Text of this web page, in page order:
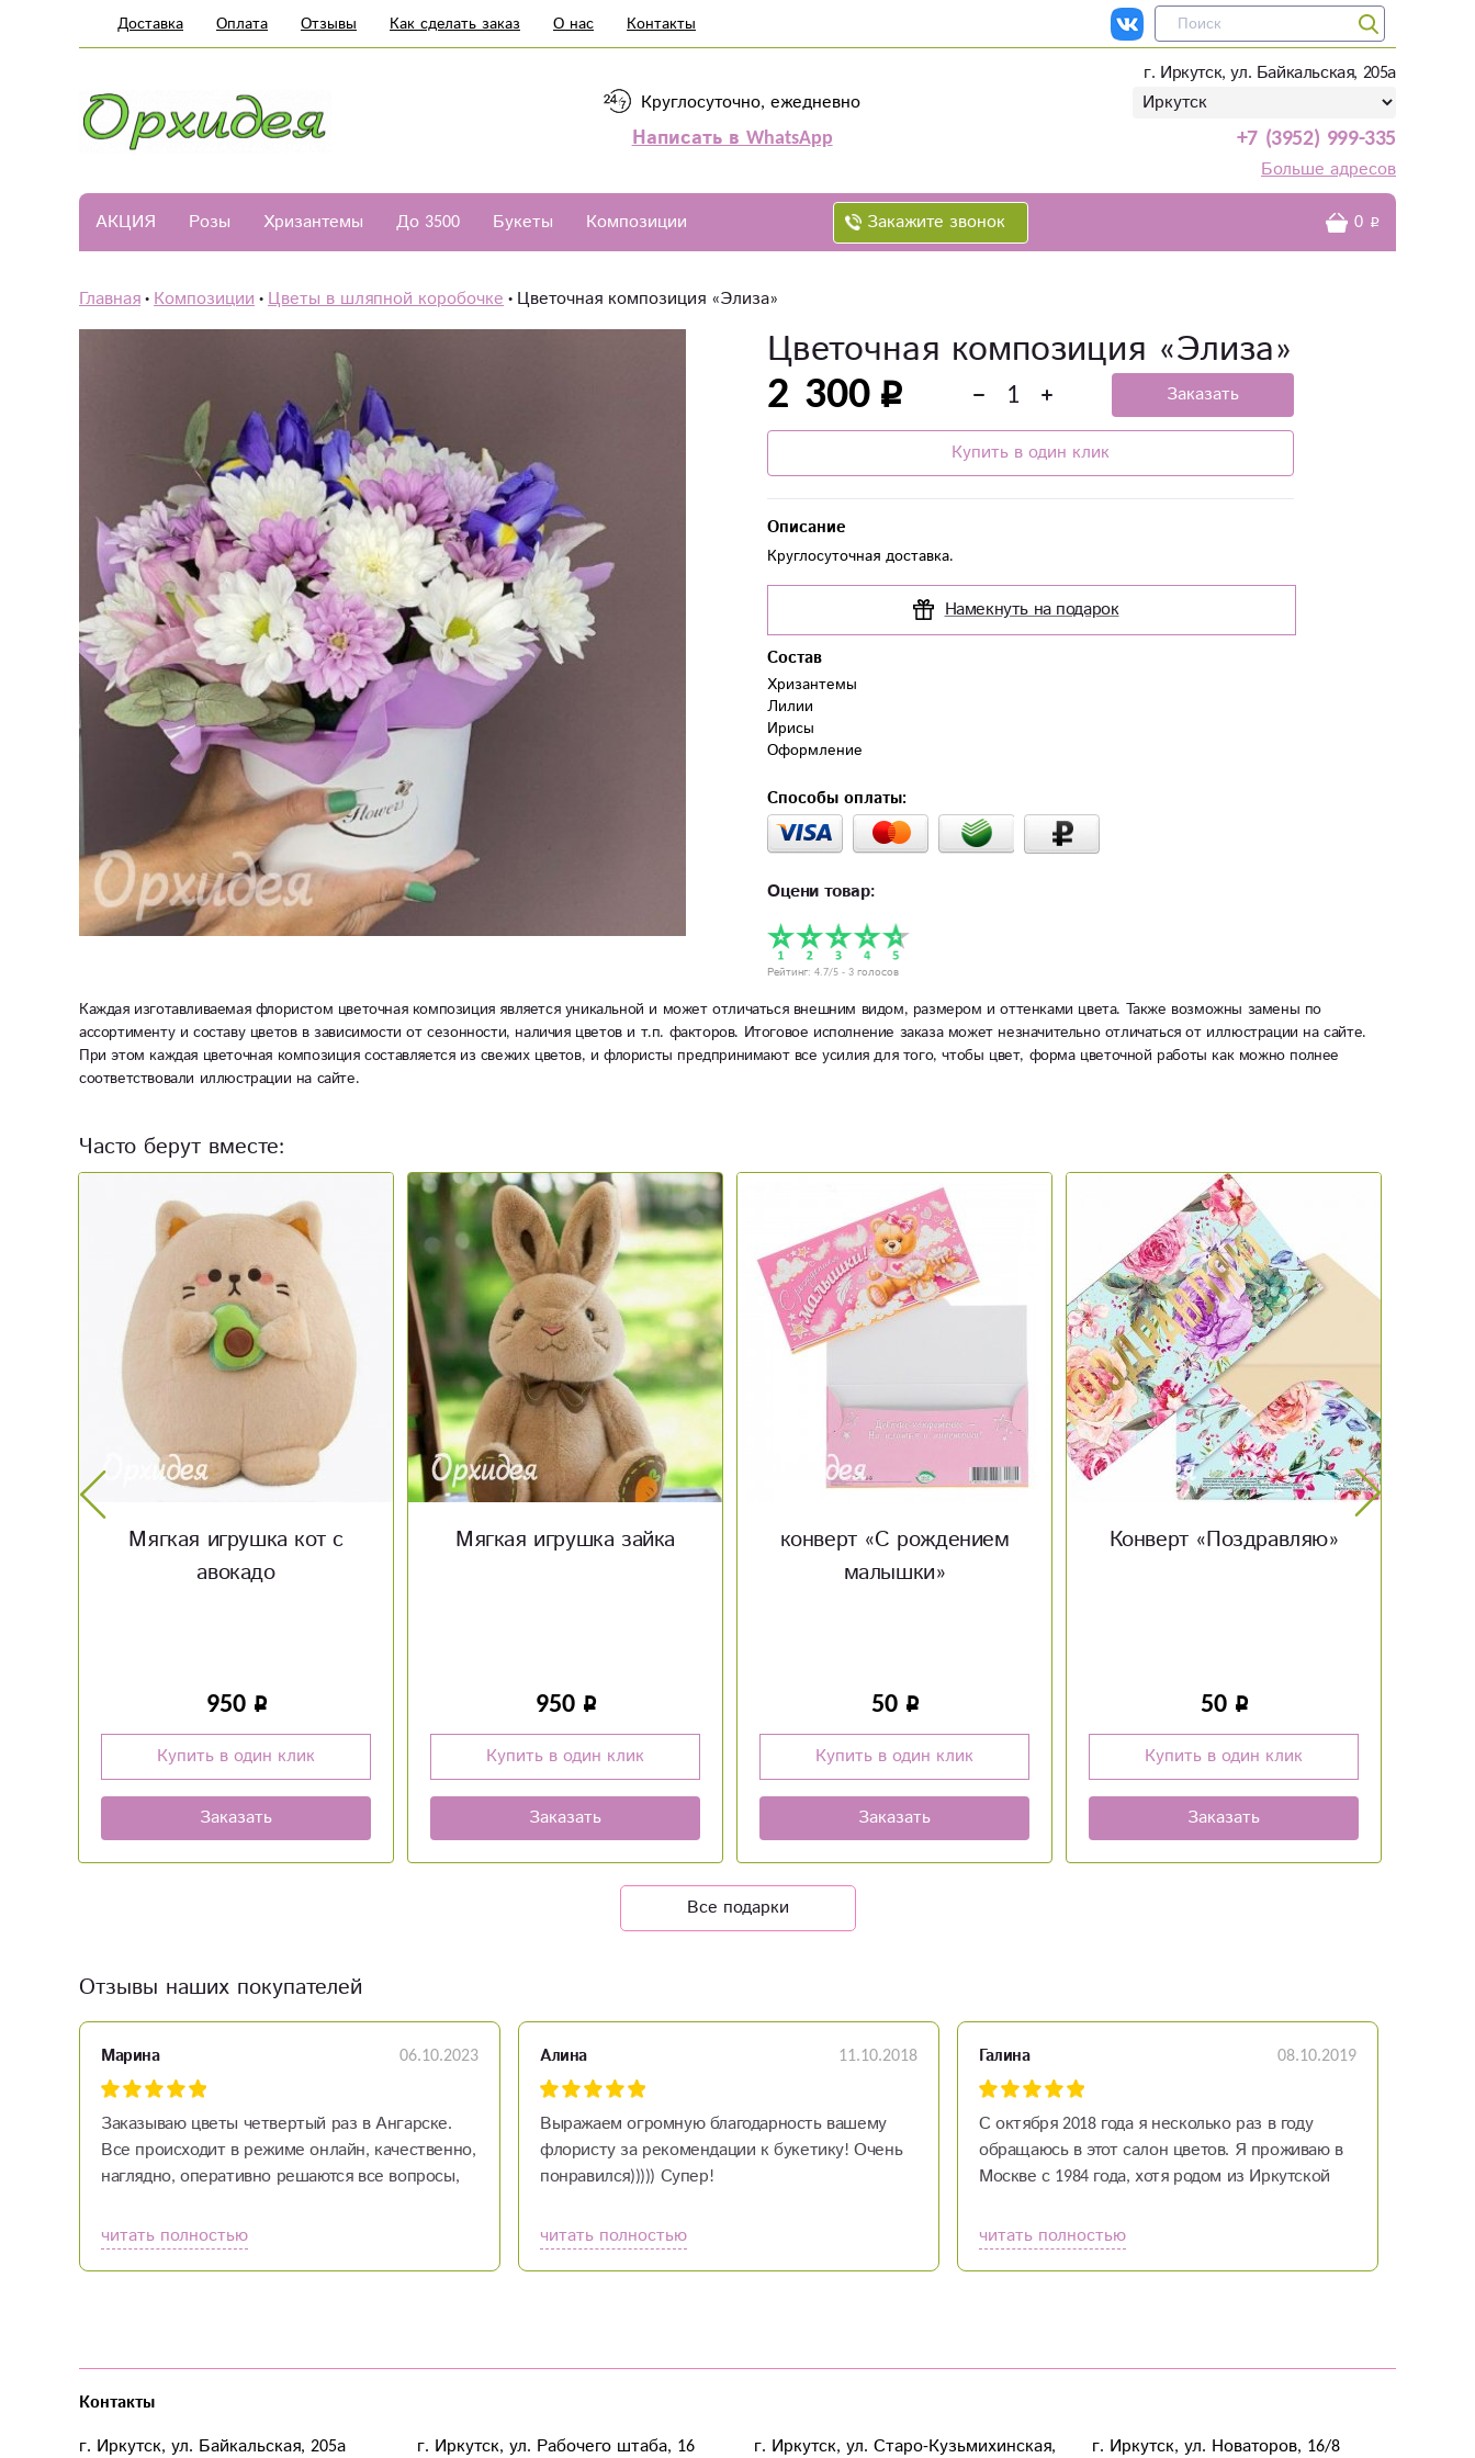
Доставка Оплата Отзывы Как сделать заказ О нас Контакты
Круглосуточно, ежедневно
Написать в WhatsApp
г. Иркутск, ул. Байкальская, 205а
+7 (3952) 999-335
Больше адресов
АКЦИЯ Розы Хризантемы До 3500 Букеты Композиции Закажите звонок 0
Главная Композиции Цветы в шляпной коробочке Цветочная композиция «Элиза»
Цветочная композиция «Элиза»
2 300 Заказать
Купить в один клик
Описание
Круглосуточная доставка.
Намекнуть на подарок
Состав
Хризантемы
Лилии
Ирисы
Оформление
Способы оплаты:
Оцени товар:
Рейтинг: 4.7/5 - 3 голосов
Каждая изготавливаемая флористом цветочная композиция является уникальной и может отличаться внешним видом, размером и оттенками цвета. Также возможны замены по
ассортименту и составу цветов в зависимости от сезонности, наличия цветов и т.п. факторов. Итоговое исполнение заказа может незначительно отличаться от иллюстрации на сайте.
При этом каждая цветочная композиция составляется из свежих цветов, и флористы предпринимают все усилия для того, чтобы цвет, форма цветочной работы как можно полнее
соответствовали иллюстрации на сайте.
Часто берут вместе:
Мягкая игрушка зайка
950
Купить в один клик
Заказать
конверт «С рождением
50
Купить в один клик
Заказать
Конверт «Поздравляю»
50
Купить в один клик
Заказать
Мягкая игрушка Пингвин
2 100
Купить в один клик
Заказать
Все подарки
Отзывы наших покупателей
Марина 06.10.2023
Заказываю цветы четвертый раз в Ангарске.
Все происходит в режиме онлайн, качественно,
наглядно, оперативно решаются все вопросы,
оказывается помощь в подборе цветов.
Большое спасибо.
читать полностью
Алина 11.10.2018
Выражаем огромную благодарность вашему
флористу за рекомендации к букетику! Очень
понравился))))) Супер!
читать полностью
Галина 08.10.2019
С октября 2018 года я несколько раз в году
обращаюсь в этот салон цветов. Я проживаю в
Москве с 1984 года, хотя родом из Иркутской
делаю по телефону дистанционно. И когда
заказывала цветы в первый раз, то переживала
Наша классный руководитель была очень
читать полностью
Контакты
г. Иркутск, ул. Байкальская, 205а
г. Иркутск, ул. Рабочего штаба, 16
г. Иркутск, ул. Старо-Кузьмихинская,
г. Иркутск, ул. Новаторов, 16/8